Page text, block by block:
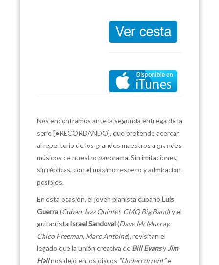
Nos encontramos ante la segunda entrega de la
serie [●RECORDANDO], que pretende acercar
al repertorio de los grandes maestros a grandes
músicos de nuestro panorama. Sin imitaciones,
sin réplicas, con el máximo respeto y admiración
posibles.
En esta ocasión, el joven pianista cubano Luis
Guerra(Cuban Jazz Quintet, CMQ Big Band) y el
guitarrista Israel Sandoval(Dave McMurray,
Chico Freeman, Marc Antoine), revisitan el
legado que la unión creativa de Bill Evansy Jim
Hallnos dejó en los discos “Undercurrent”e